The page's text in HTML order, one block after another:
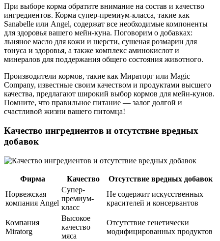
При выборе корма обратите внимание на состав и качество
ингредиентов. Корма супер-премиум-класса, такие как
Sanabelle или Angel, содержат все необходимые компоненты
для здоровья вашего мейн-кунa. Поговорим о добавках:
льняное масло для кожи и шерсти, сушеная розмарин для
тонуса и здоровья, а также комплекс аминокислот и
минералов для поддержания общего состояния животного.
Производители кормов, такие как Мираторг или Magic
Company, известные своим качеством и продуктами высшего
качества, предлагают широкий выбор кормов для мейн-кунов.
Помните, что правильное питание — залог долгой и
счастливой жизни вашего питомца!
Качество ингредиентов и отсутствие вредных
добавок
Фирма Качество
Отсутствие вредных добавок
Норвежская
компания Angel
Супер-
премиум-
класс
Не содержит искусственных
красителей и консервантов
Компания
Miratorg
Высокое
качество
мяса
Отсутствие генетически
модифицированных продуктов